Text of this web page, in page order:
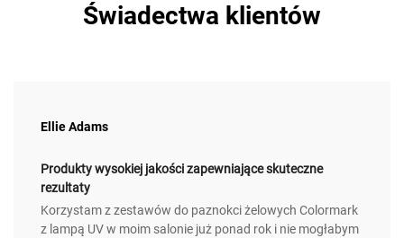
Świadectwa klientów
Ellie Adams
Produkty wysokiej jakości zapewniające skuteczne
rezultaty
Korzystam z zestawów do paznokci żelowych Colormark
z lampą UV w moim salonie już ponad rok i nie mogłabym